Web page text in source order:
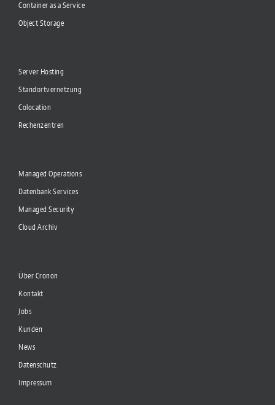
Container as a Service
Object Storage
Server Hosting
Standortvernetzung
Colocation
Rechenzentren
Managed Operations
Datenbank Services
Managed Security
Cloud Archiv
Über Cronon
Kontakt
Jobs
Kunden
News
Datenschutz
Impressum